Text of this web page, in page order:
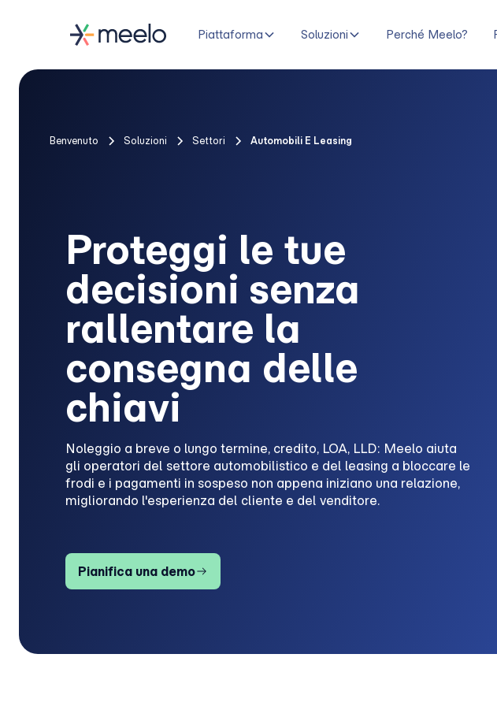
Piattaforma Soluzioni Perché Meelo?
Benvenuto Soluzioni Settori Automobili E Leasing
Proteggi le tue
decisioni senza
rallentare la
consegna delle
chiavi
Noleggio a breve o lungo termine, credito, LOA, LLD: Meelo aiuta
gli operatori del settore automobilistico e del leasing a bloccare le
frodi e i pagamenti in sospeso non appena iniziano una relazione,
migliorando l'esperienza del cliente e del venditore.
Pianifica una demo